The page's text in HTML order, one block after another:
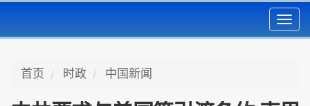
首页 时政 中国新闻